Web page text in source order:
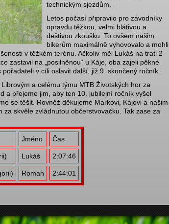
technickým sjezdům.
Letos počasí připravilo pro závodníky
opravdu těžkou, velmi blátivou a
deštivou zkoušku. To ovšem našim
bikerům maximálně vyhovovalo a mohli
v těžkém terénu. Ačkoliv měl Lukáš na trati 2
zastavil na „posilněnou“ u Káje, oba zajeli pěkné
v cíli oslavit další, již 9. skončený ročník.
a celému týmu MTB Životských hor za
a přejeme jim, aby ten 10. jubilejní ročník vyšel
se těšit. Rovněž děkujeme Markovi, Kájovi a našim
za skvěle zvládnutou občerstvovačku. Tak zase za
Jméno Čas
Lukáš 2:07:46
Roman 2:44:01